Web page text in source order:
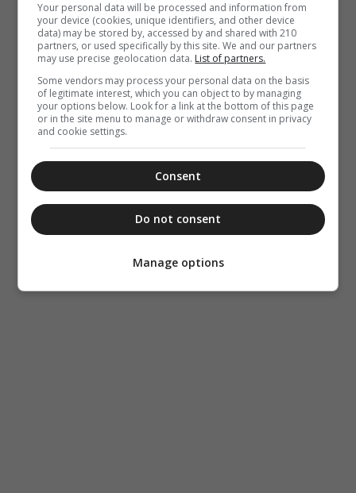
Your personal data will be processed and information from
your device (cookies, unique identifiers, and other device
data) may be stored by, accessed by and shared with 210
partners, or used specifically by this site. We and our partners
may use precise geolocation data. List of partners.
Some vendors may process your personal data on the basis
of legitimate interest, which you can object to by managing
your options below. Look for a link at the bottom of this page
or in the site menu to manage or withdraw consent in privacy
and cookie settings.
Consent
Do not consent
Manage options